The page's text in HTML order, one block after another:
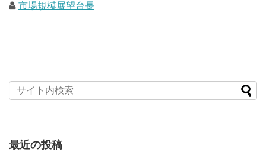
市場規模展望台長
最近の投稿